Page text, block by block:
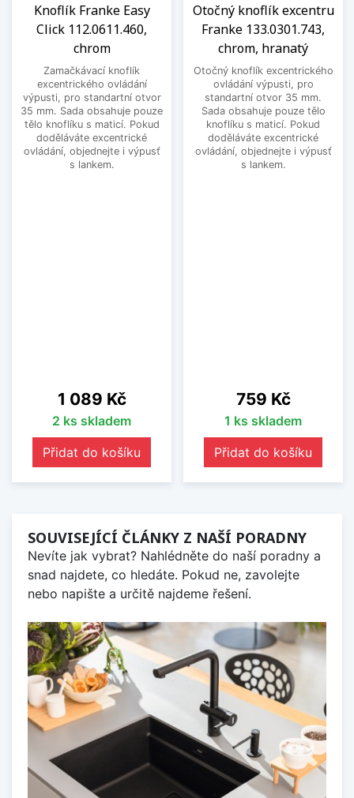
Knoflík Franke Easy
Click 112.0611.460,
chrom
Zamačkávací knoflík
excentrického ovládání
výpusti, pro standartní otvor
35 mm. Sada obsahuje pouze
tělo knoflíku s maticí. Pokud
doděláváte excentrické
ovládání, objednejte i výpusť
s lankem.
Cena
1 089 Kč
2 ks skladem
Přidat do košíku
Otočný knoflík excentru
Franke 133.0301.743,
chrom, hranatý
Otočný knoflík excentrického
ovládání výpusti, pro
standartní otvor 35 mm.
Sada obsahuje pouze tělo
knoflíku s maticí. Pokud
doděláváte excentrické
ovládání, objednejte i výpusť
s lankem.
Cena
759 Kč
1 ks skladem
Přidat do košíku
SOUVISEJÍCÍ ČLÁNKY Z NAŠÍ PORADNY
Nevíte jak vybrat? Nahlédněte do naší poradny a
snad najdete, co hledáte. Pokud ne, zavolejte
nebo napište a určitě najdeme řešení.